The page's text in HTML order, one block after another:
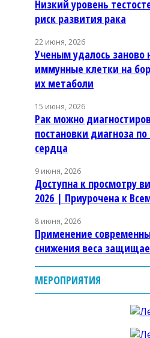
Низкий уровень
риск развития рака
22 июня, 2026
Ученым удалось
иммунные клетки на
их метаболи
15 июня, 2026
Рак можно
постановки диагноза
сердца
9 июня, 2026
Доступна к просмотру
2026 | Приурочена к
8 июня, 2026
Применение
снижения веса
МЕРОПРИЯТИЯ